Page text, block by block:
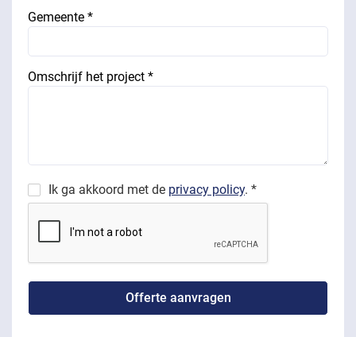
Gemeente *
Omschrijf het project *
Ik ga akkoord met de privacy policy. *